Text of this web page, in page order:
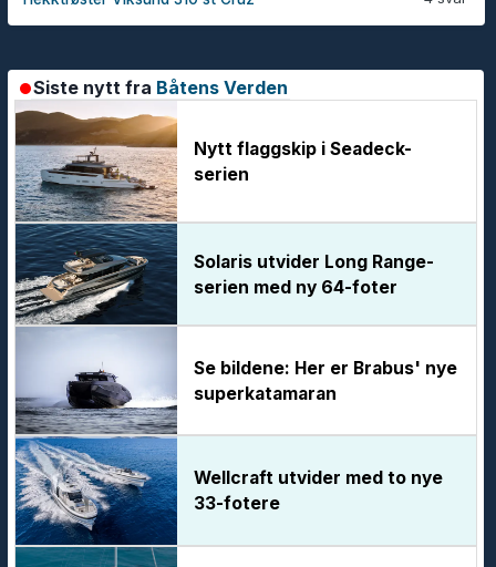
Siste nytt fra Båtens Verden
Nytt flaggskip i Seadeck-
serien
Solaris utvider Long Range-
serien med ny 64-foter
Se bildene: Her er Brabus' nye
superkatamaran
Wellcraft utvider med to nye
33-fotere